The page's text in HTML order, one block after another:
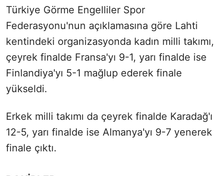
Türkiye Görme Engelliler Spor
Federasyonu'nun açıklamasına göre Lahti
kentindeki organizasyonda kadın milli takımı,
çeyrek finalde Fransa'yı 9-1, yarı finalde ise
Finlandiya'yı 5-1 mağlup ederek finale
yükseldi.
Erkek milli takımı da çeyrek finalde Karadağ'ı
12-5, yarı finalde ise Almanya'yı 9-7 yenerek
finale çıktı.